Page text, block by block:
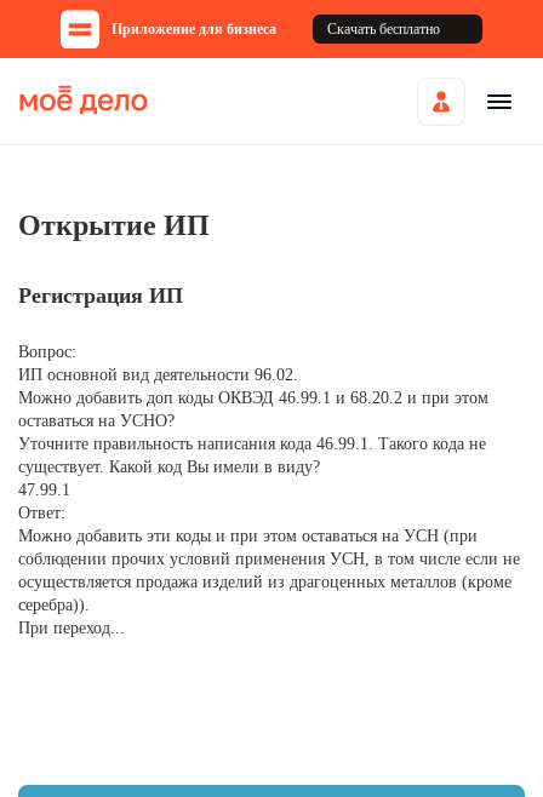
Приложение для бизнеса Скачать бесплатно
Открытие ИП
Регистрация ИП
Вопрос:
ИП основной вид деятельности 96.02.
Можно добавить доп коды ОКВЭД 46.99.1 и 68.20.2 и при этом
оставаться на УСНО?
Уточните правильность написания кода 46.99.1. Такого кода не
существует. Какой код Вы имели в виду?
47.99.1
Ответ:
Можно добавить эти коды и при этом оставаться на УСН (при
соблюдении прочих условий применения УСН, в том числе если не
осуществляется продажа изделий из драгоценных металлов (кроме
серебра)).
При переход...